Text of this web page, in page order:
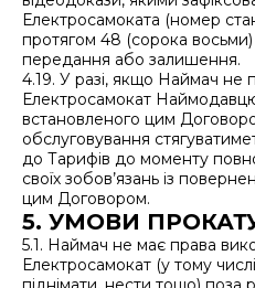
Електросамоката (номер
протягом 48 (сорока восьми)
передання або залишення.
4.19. У разі, якщо Наймач не
Електросамокат
встановленого цим
обслуговування
до Тарифів до моменту
своїх зобов’язань із
цим Договором.
5. УМОВИ
5.1. Наймач не має права
Електросамокат (у тому